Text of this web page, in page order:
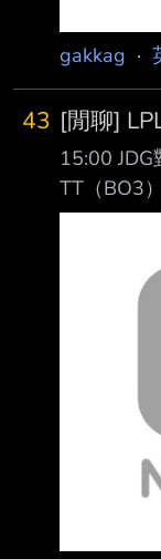
gakkag ·
43 [閒聊]
15:00
TT（BO3
說：鼓鼓
https://
https://
個新人上
ルイ推
https://img